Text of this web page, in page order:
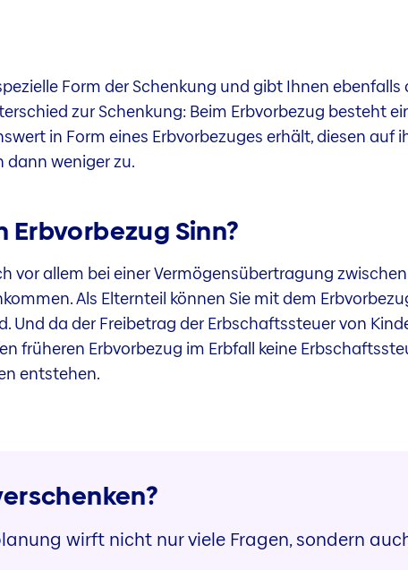
Form der Schenkung und gibt Ihnen
zur Schenkung: Beim Erbvorbezug besteht
in Form eines Erbvorbezuges erhält, diesen
dann weniger zu.
Erbvorbezug Sinn?
vor allem bei einer Vermögensübertragung
Als Elternteil können Sie mit dem
Und da der Freibetrag der Erbschaftssteuer von
früheren Erbvorbezug im Erbfall keine
entstehen.
wirft nicht nur viele Fragen, sondern